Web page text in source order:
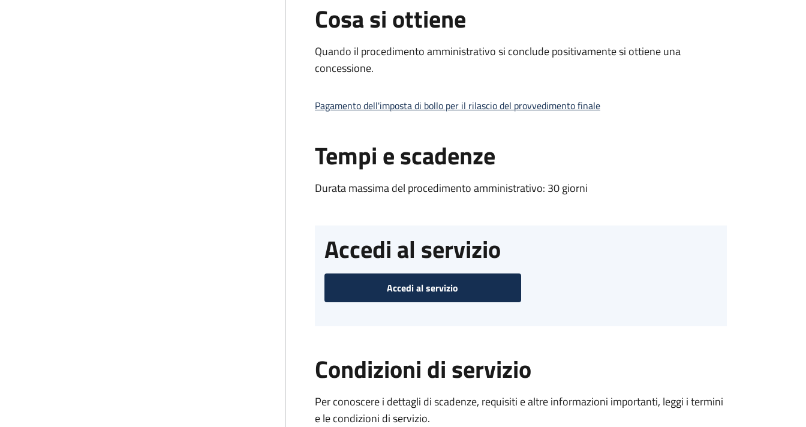
Cosa si ottiene
Quando il procedimento amministrativo si conclude positivamente si ottiene una
concessione.
Pagamento dell'imposta di bollo per il rilascio del provvedimento finale
Tempi e scadenze
Durata massima del procedimento amministrativo: 30 giorni
Accedi al servizio
Accedi al servizio
Condizioni di servizio
Per conoscere i dettagli di scadenze, requisiti e altre informazioni importanti, leggi i termini
e le condizioni di servizio.